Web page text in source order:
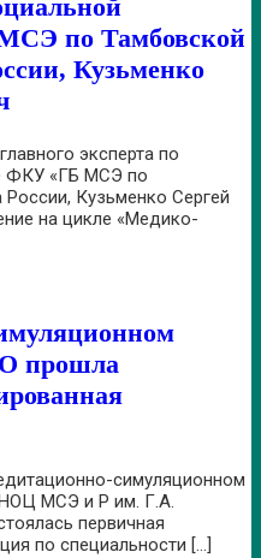
по Тамбовской
Кузьменко
эксперта по
ФКУ «ГБ МСЭ по
Кузьменко Сергей
на цикле «Медико-
прошла
симуляционном
МСЭ и Р им. Г.А.
первичная
по специальности […]